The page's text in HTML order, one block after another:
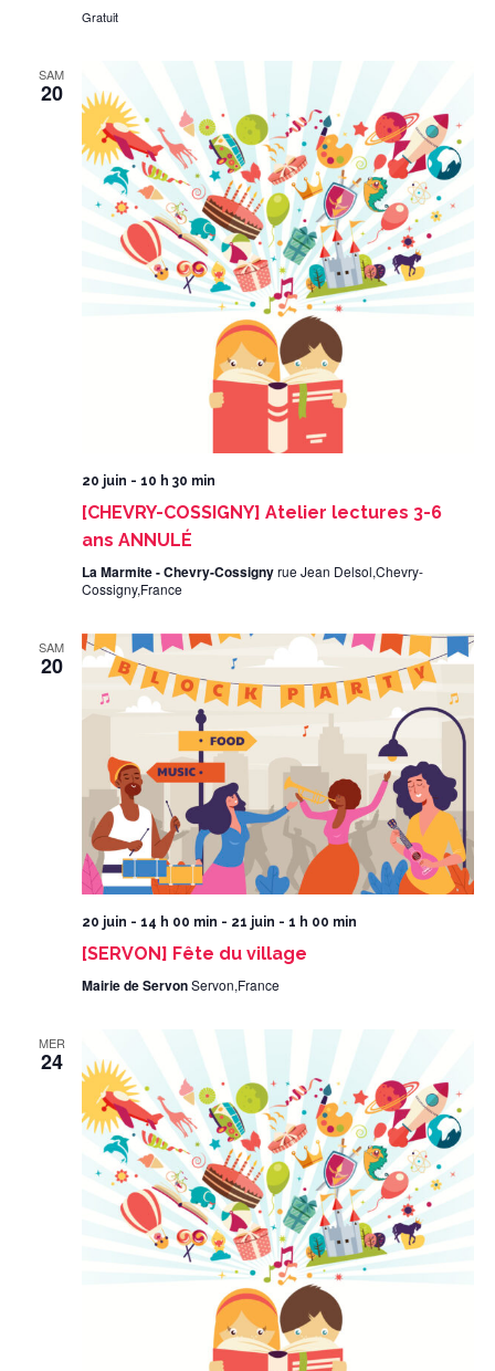
Gratuit
SAM
20
20 juin - 10 h 30 min
[CHEVRY-COSSIGNY] Atelier lectures 3-6
ans ANNULÉ
La Marmite - Chevry-Cossignyrue Jean Delsol,Chevry-
Cossigny,France
SAM
20
20 juin - 14 h 00 min - 21 juin - 1 h 00 min
[SERVON] Fête du village
Mairie de ServonServon,France
MER
24